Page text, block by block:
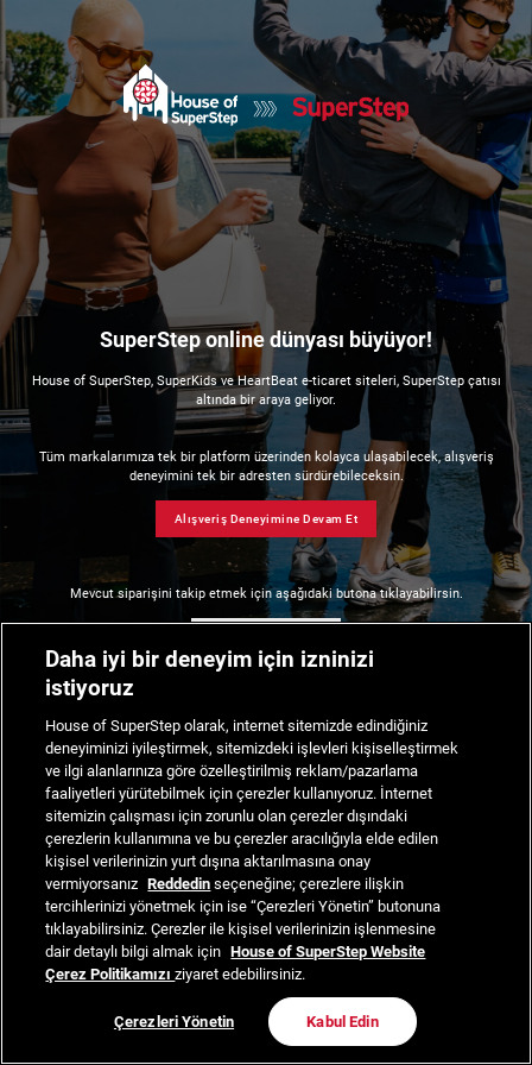
SuperStep online dünyası büyüyor!
House of SuperStep, SuperKids ve HeartBeat e-ticaret siteleri, SuperStep çatısı
altında bir araya geliyor.
Tüm markalarımıza tek bir platform üzerinden kolayca ulaşabilecek, alışveriş
deneyimini tek bir adresten sürdürebileceksin.
Alışveriş Deneyimine Devam Et
Mevcut siparişini takip etmek için aşağıdaki butona tıklayabilirsin.
Daha iyi bir deneyim için izninizi
istiyoruz
House of SuperStep olarak, internet sitemizde edindiğiniz
deneyiminizi iyileştirmek, sitemizdeki işlevleri kişiselleştirmek
ve ilgi alanlarınıza göre özelleştirilmiş reklam/pazarlama
faaliyetleri yürütebilmek için çerezler kullanıyoruz. İnternet
sitemizin çalışması için zorunlu olan çerezler dışındaki
çerezlerin kullanımına ve bu çerezler aracılığıyla elde edilen
kişisel verilerinizin yurt dışına aktarılmasına onay
vermiyorsanız Reddedin seçeneğine; çerezlere ilişkin
tercihlerinizi yönetmek için ise “Çerezleri Yönetin” butonuna
tıklayabilirsiniz. Çerezler ile kişisel verilerinizin işlenmesine
dair detaylı bilgi almak için House of SuperStep Website
Çerez Politikamızıziyaret edebilirsiniz.
Çerezleri Yönetin Kabul Edin